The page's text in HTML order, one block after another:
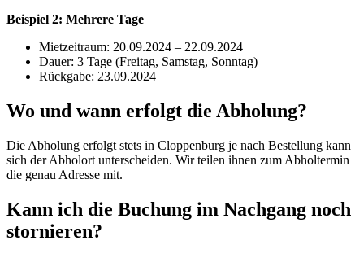
Beispiel 2: Mehrere Tage
Mietzeitraum: 20.09.2024 – 22.09.2024
Dauer: 3 Tage (Freitag, Samstag, Sonntag)
Rückgabe: 23.09.2024
Wo und wann erfolgt die Abholung?
Die Abholung erfolgt stets in Cloppenburg je nach Bestellung kann
sich der Abholort unterscheiden. Wir teilen ihnen zum Abholtermin
die genau Adresse mit.
Kann ich die Buchung im Nachgang noch
stornieren?